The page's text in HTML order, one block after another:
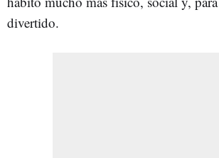
divertido.